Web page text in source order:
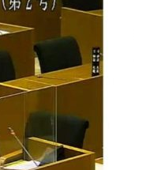
明日へのシート